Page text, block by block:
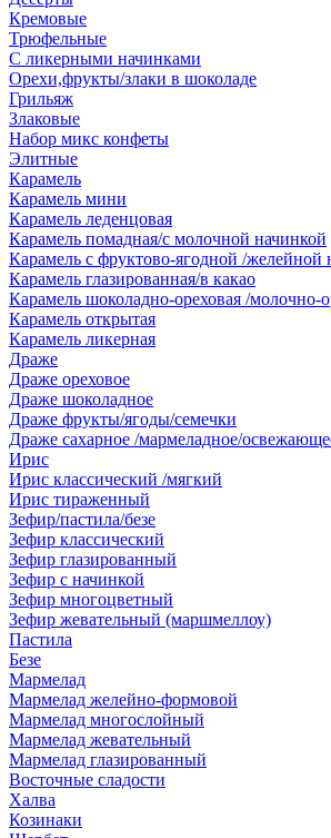
Кремовые
Трюфельные
С ликерными начинками
Орехи,фрукты/злаки в шоколаде
Грильяж
Злаковые
Набор микс конфеты
Элитные
Карамель
Карамель мини
Карамель леденцовая
Карамель помадная/с молочной начинкой
Карамель с фруктово-ягодной /желейной
Карамель глазированная/в какао
Карамель шоколадно-ореховая /молочно-
Карамель открытая
Карамель ликерная
Драже
Драже ореховое
Драже шоколадное
Драже фрукты/ягоды/семечки
Драже сахарное /мармеладное/
Ирис
Ирис классический /мягкий
Ирис тираженный
Зефир/пастила/безе
Зефир классический
Зефир глазированный
Зефир с начинкой
Зефир многоцветный
Зефир жевательный (маршмеллоу)
Пастила
Безе
Мармелад
Мармелад желейно-формовой
Мармелад многослойный
Мармелад жевательный
Мармелад глазированный
Восточные сладости
Халва
Козинаки